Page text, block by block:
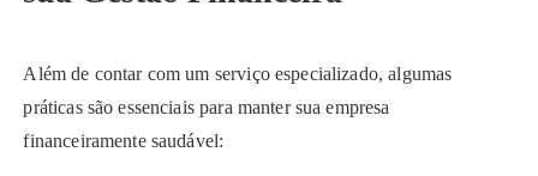
Além de contar com um serviço especializado, algumas
práticas são essenciais para manter sua empresa
financeiramente saudável: